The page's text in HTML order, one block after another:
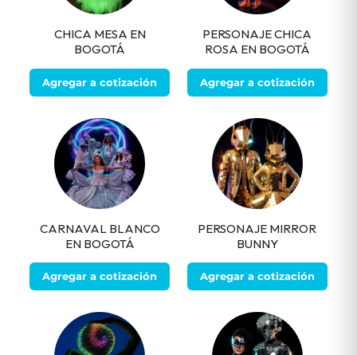
CHICA MESA EN
BOGOTÁ
Agregar a cotización
PERSONAJE CHICA
ROSA EN BOGOTÁ
Agregar a cotización
CARNAVAL BLANCO
EN BOGOTÁ
Agregar a cotización
PERSONAJE MIRROR
BUNNY
Agregar a cotización